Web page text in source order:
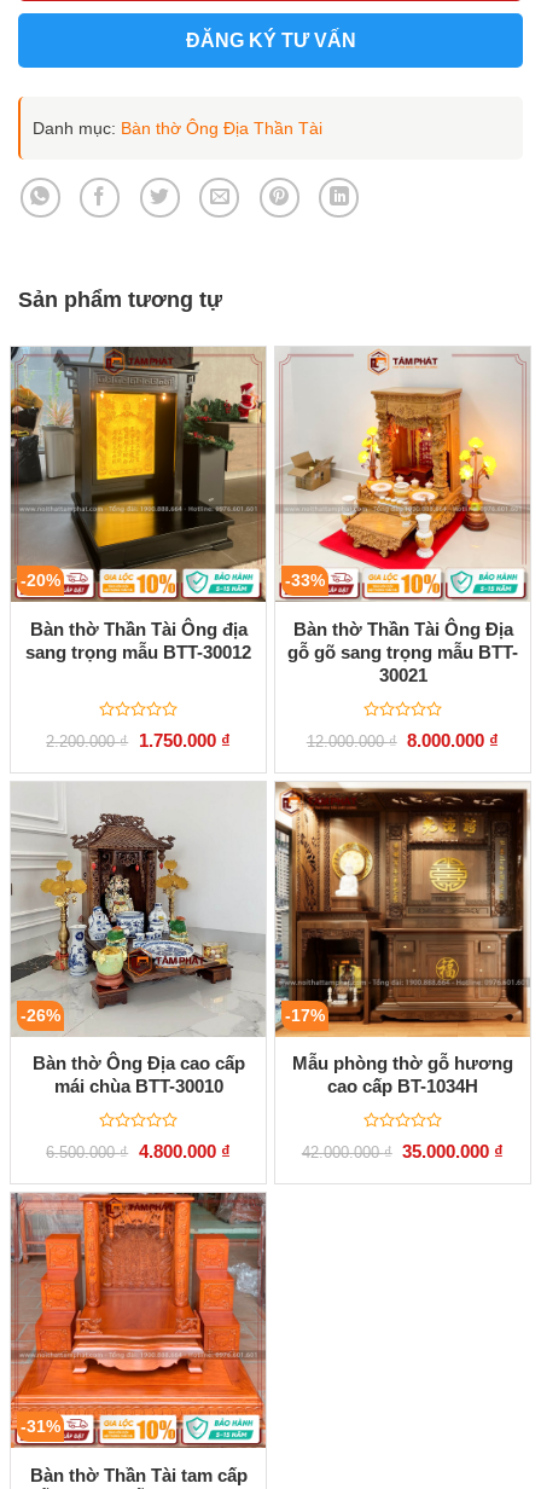
ĐĂNG KÝ TƯ VẤN
Danh mục: Bàn thờ Ông Địa Thần Tài
Sản phẩm tương tự
-20%
Bàn thờ Thần Tài Ông địa
sang trọng mẫu BTT-30012
Được
xếp
0
sao
2.200.000₫
Giá
là:
2.200.000 ₫.
1.750.000 ₫Giá
tại
là:
1.750.000 ₫.
-33%
Bàn thờ Thần Tài Ông Địa
gỗ gõ sang trọng mẫu BTT-
30021
Được
xếp
0
5
sao
12.000.000₫ Giá
là:
12.000.000 ₫.
8.000.000 ₫
tại
là:
-26%
Bàn thờ Ông Địa cao cấp
mái chùa BTT-30010
Được
xếp
0
5
sao
6.500.000₫ Giá
là:
6.500.000 ₫.
4.800.000 ₫Giá
tại
là:
4.800.000 ₫.
-17%
Mẫu phòng thờ gỗ hương
cao cấp BT-1034H
Được
xếp
42.000.000₫ Giá
là:
35.000.000 ₫
tại
-31%
Bàn thờ Thần Tài tam cấp